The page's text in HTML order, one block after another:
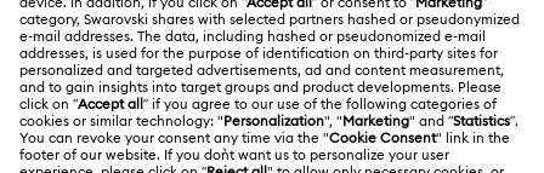
Estado de la reparación
Contacto
Guía de tamaños
Acerca de Swarovski
Trabaja con nosotros
Alumni Community
CONDICIONES LEGALES
Condiciones De Uso
Otros países/regiones